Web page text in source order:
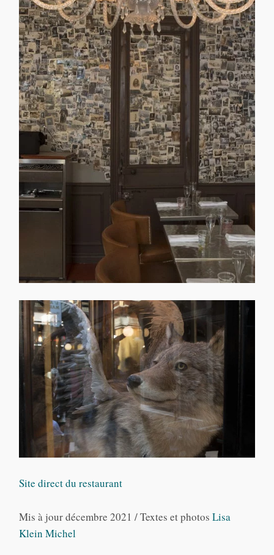
Site direct du restaurant
Mis à jour décembre 2021 / Textes et photos Lisa
Klein Michel